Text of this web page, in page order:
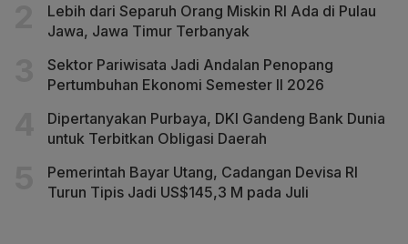
Lebih dari Separuh Orang Miskin RI Ada di Pulau
Jawa, Jawa Timur Terbanyak
Sektor Pariwisata Jadi Andalan Penopang
Pertumbuhan Ekonomi Semester II 2026
Dipertanyakan Purbaya, DKI Gandeng Bank Dunia
untuk Terbitkan Obligasi Daerah
Pemerintah Bayar Utang, Cadangan Devisa RI
Turun Tipis Jadi US$145,3 M pada Juli